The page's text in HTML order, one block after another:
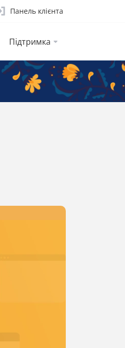
Панель клієнта
Підтримка